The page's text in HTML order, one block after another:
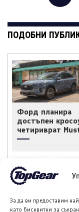
За да ви предоставим
като бисквитки за
ПОДОБНИ
Форд планира
достъпен
четириврат
Тесла ще